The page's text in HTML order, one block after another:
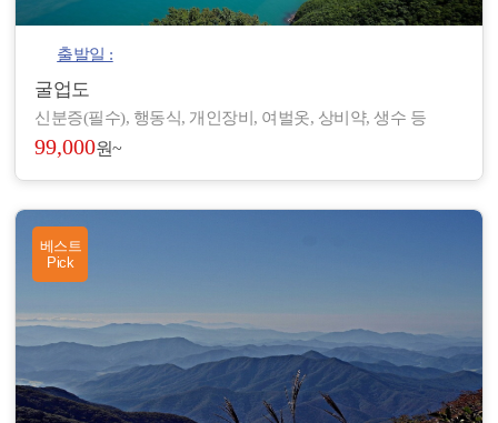
출발일 :
굴업도
신분증(필수), 행동식, 개인장비, 여벌옷, 상비약, 생수 등
99,000원~
베스트
Pick